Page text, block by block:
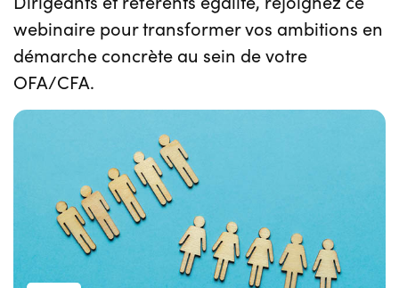
webinaire pour transformer vos ambitions en
démarche concrète au sein de votre
OFA/CFA.